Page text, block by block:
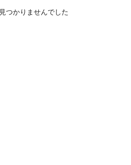
つかりませんでした